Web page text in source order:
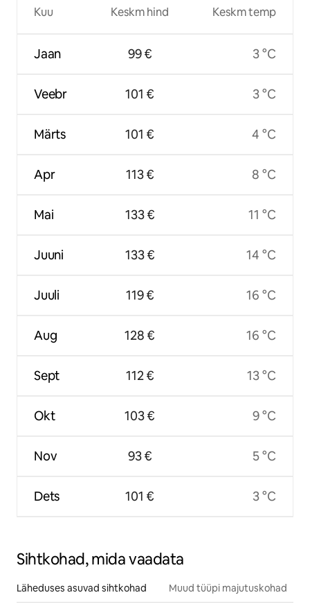
Kuu
Jaan
Veebr
Märts
Apr
Mai
Juuni
Juuli
Aug
Sept
Okt
Nov
Dets
Keskm hind
99 €
101 €
101 €
113 €
133 €
133 €
119 €
128 €
112 €
103 €
93 €
101 €
Keskm temp
3 °C
3 °C
4 °C
8 °C
11 °C
14 °C
16 °C
16 °C
13 °C
9 °C
5 °C
3 °C
Sihtkohad, mida vaadata
Läheduses asuvad sihtkohad Muud tüüpi majutuskohad